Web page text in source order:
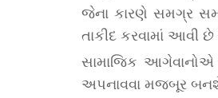
જેના કારણે સમગ્ર
તાકીદ કરવામાં
સામાજિક આગેવાનોએ
અપનાવવા મજબૂર